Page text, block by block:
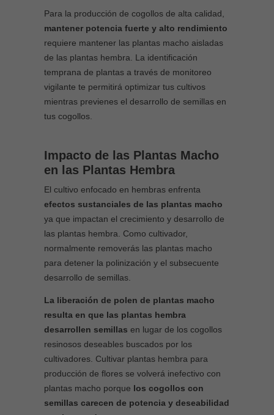
Para la producción de cogollos de alta calidad,
mantener potencia fuerte y alto rendimiento
requiere mantener las plantas macho aisladas
de las plantas hembra. La identificación
temprana de plantas a través de monitoreo
vigilante te permitirá optimizar tus cultivos
mientras previenes el desarrollo de semillas en
tus cogollos.
Impacto de las Plantas Macho
en las Plantas Hembra
El cultivo enfocado en hembras enfrenta
efectos sustanciales de las plantas macho
ya que impactan el crecimiento y desarrollo de
las plantas hembra. Como cultivador,
normalmente removerás las plantas macho
para detener la polinización y el subsecuente
desarrollo de semillas.
La liberación de polen de plantas macho
resulta en que las plantas hembra
desarrollen semillas en lugar de los cogollos
resinosos deseables buscados por los
cultivadores. Cultivar plantas hembra para
producción de flores se volverá inefectivo con
plantas macho porque los cogollos con
semillas carecen de potencia y deseabilidad